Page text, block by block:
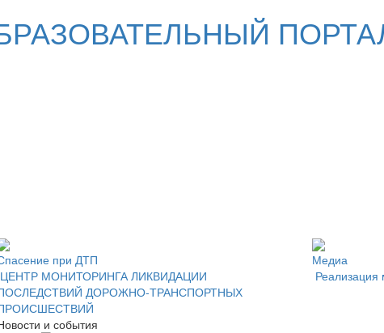
при ДТП
Медиа
ЦЕНТР МОНИТОРИНГА ЛИКВИДАЦИИ
ДОРОЖНО-ТРАНСПОРТНЫХ
и события